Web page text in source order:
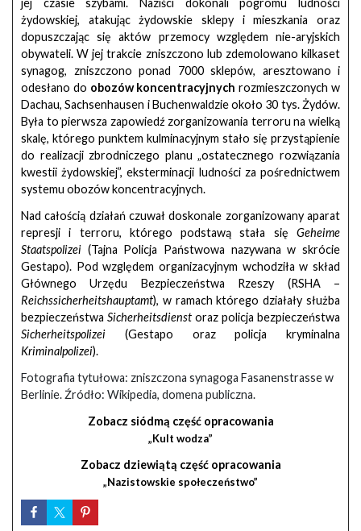
jej czasie szybami. Naziści dokonali pogromu ludności
żydowskiej, atakując żydowskie sklepy i mieszkania oraz
dopuszczając się aktów przemocy względem nie-aryjskich
obywateli. W jej trakcie zniszczono lub zdemolowano kilkaset
synagog, zniszczono ponad 7000 sklepów, aresztowano i
odesłano do obozów koncentracyjnych rozmieszczonych w
Dachau, Sachsenhausen i Buchenwaldzie około 30 tys. Żydów.
Była to pierwsza zapowiedź zorganizowania terroru na wielką
skalę, którego punktem kulminacyjnym stało się przystąpienie
do realizacji zbrodniczego planu „ostatecznego rozwiązania
kwestii żydowskiej”, eksterminacji ludności za pośrednictwem
systemu obozów koncentracyjnych.
Nad całością działań czuwał doskonale zorganizowany aparat
represji i terroru, którego podstawą stała się Geheime
Staatspolizei (Tajna Policja Państwowa nazywana w skrócie
Gestapo). Pod względem organizacyjnym wchodziła w skład
Głównego Urzędu Bezpieczeństwa Rzeszy (RSHA –
Reichssicherheitshauptamt), w ramach którego działały służba
bezpieczeństwa Sicherheitsdienst oraz policja bezpieczeństwa
Sicherheitspolizei (Gestapo oraz policja kryminalna
Kriminalpolizei).
Fotografia tytułowa: zniszczona synagoga Fasanenstrasse w
Berlinie. Źródło: Wikipedia, domena publiczna.
Zobacz siódmą część opracowania
„Kult wodza”
Zobacz dziewiątą część opracowania
„Nazistowskie społeczeństwo”